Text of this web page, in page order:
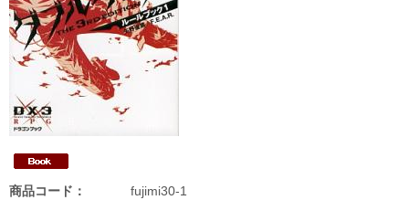
商品コード： fujimi30-1